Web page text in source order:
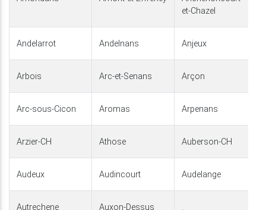
et-Chazel
Andelarrot Andelnans Anjeux
Arbois Arc-et-Senans Arçon
Arc-sous-Cicon Aromas Arpenans
Arzier-CH Athose Auberson-CH
Audeux Audincourt Audelange
Autrechene Auxon-Dessus .